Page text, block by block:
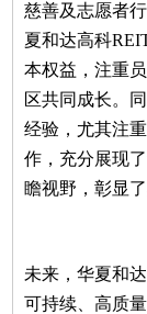
慈善及志愿者
夏和达高科
本权益，注重
区共同成长。
经验，尤其注
作，充分展现
瞻视野，彰显
未来，华夏和
可持续、高质